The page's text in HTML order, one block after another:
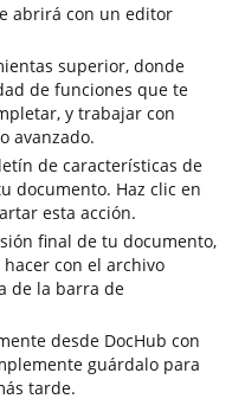
abrirá con un editor
superior, donde
de funciones que te
y trabajar con
avanzado.
de características de
documento. Haz clic en
esta acción.
final de tu documento,
con el archivo
de la barra de
desde DocHub con
guárdalo para
tarde.